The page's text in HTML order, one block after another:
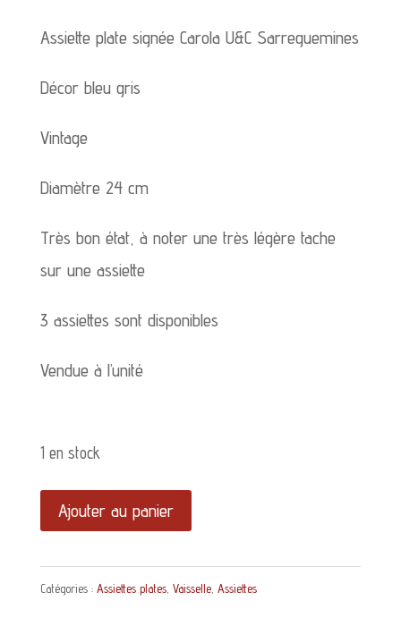
Assiette plate signée Carola U&C Sarreguemines
Décor bleu gris
Vintage
Diamètre 24 cm
Très bon état, à noter une très légère tache
sur une assiette
3 assiettes sont disponibles
Vendue à l’unité
1 en stock
quantité
de
Assiette
plate
Ajouter au panier
Catégories : Assiettes plates, Vaisselle, Assiettes